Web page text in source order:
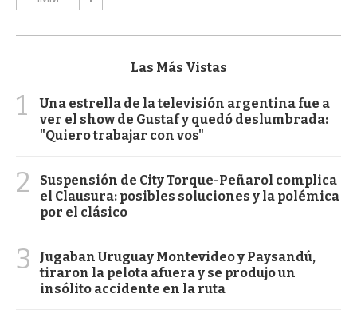
Las Más Vistas
1
Una estrella de la televisión argentina fue a
ver el show de Gustaf y quedó deslumbrada:
"Quiero trabajar con vos"
2
Suspensión de City Torque-Peñarol complica
el Clausura: posibles soluciones y la polémica
por el clásico
3
Jugaban Uruguay Montevideo y Paysandú,
tiraron la pelota afuera y se produjo un
insólito accidente en la ruta